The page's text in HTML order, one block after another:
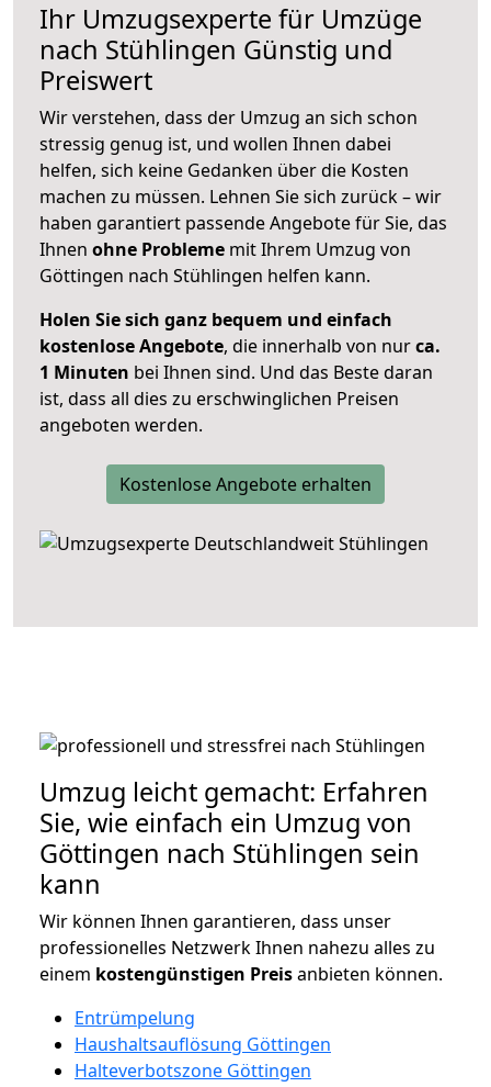
Ihr Umzugsexperte für Umzüge
nach Stühlingen Günstig und
Preiswert
Wir verstehen, dass der Umzug an sich schon
stressig genug ist, und wollen Ihnen dabei
helfen, sich keine Gedanken über die Kosten
machen zu müssen. Lehnen Sie sich zurück – wir
haben garantiert passende Angebote für Sie, das
Ihnen ohne Probleme mit Ihrem Umzug von
Göttingen nach Stühlingen helfen kann.
Holen Sie sich ganz bequem und einfach
kostenlose Angebote, die innerhalb von nurca.
1 Minuten bei Ihnen sind. Und das Beste daran
ist, dass all dies zu erschwinglichen Preisen
angeboten werden.
Kostenlose Angebote erhalten
Umzug leicht gemacht: Erfahren
Sie, wie einfach ein Umzug von
Göttingen nach Stühlingen sein
kann
Wir können Ihnen garantieren, dass unser
professionelles Netzwerk Ihnen nahezu alles zu
einem kostengünstigen Preisanbieten können.
Entrümpelung
Haushaltsauflösung Göttingen
Halteverbotszone Göttingen